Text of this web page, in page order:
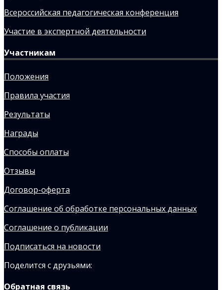
Всероссийская педагогическая конференция
Участие в экспертной деятельности
Участникам
Положения
Правила участия
Результаты
Награды
Способы оплаты
Отзывы
Договор-оферта
Соглашение об обработке персональных данных
Соглашение о публикации
Подписаться на новости
Поделится с друзьями:
Обратная связь